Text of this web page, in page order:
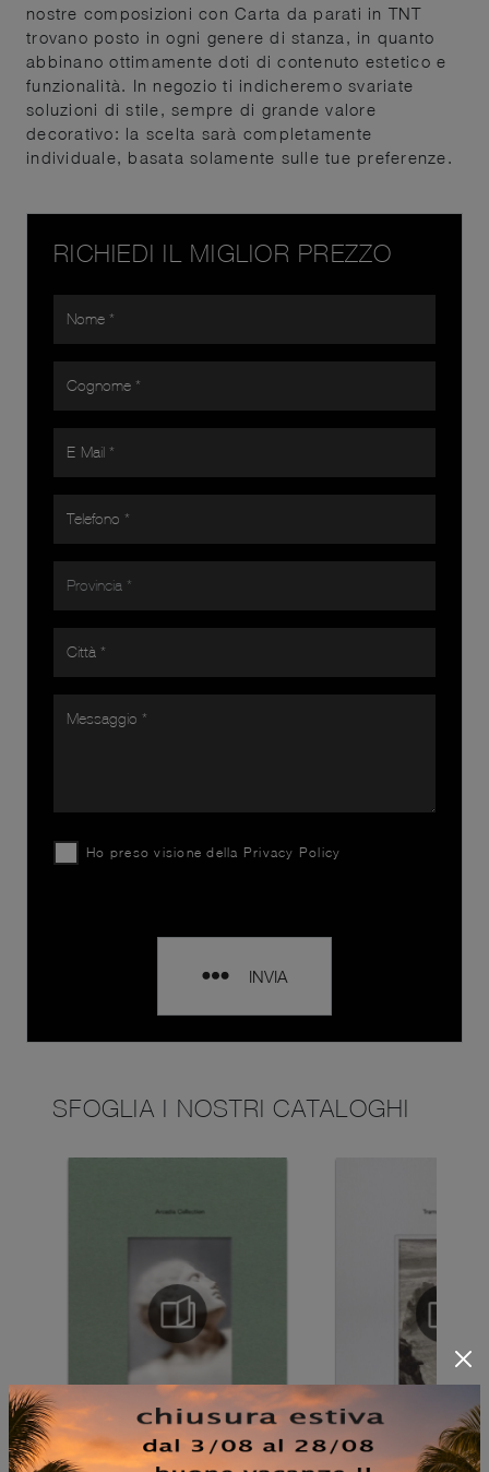
nostre composizioni con Carta da parati in TNT
trovano posto in ogni genere di stanza, in quanto
abbinano ottimamente doti di contenuto estetico e
funzionalità. In negozio ti indicheremo svariate
soluzioni di stile, sempre di grande valore
decorativo: la scelta sarà completamente
individuale, basata solamente sulle tue preferenze.
RICHIEDI IL MIGLIOR PREZZO
Ho preso visione della Privacy Policy
INVIA
SFOGLIA I NOSTRI CATALOGHI